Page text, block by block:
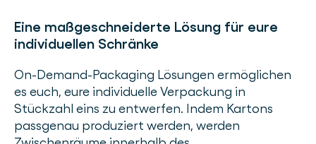
Eine maßgeschneiderte Lösung für eure
individuellen Schränke
On-Demand-Packaging Lösungen ermöglichen
es euch, eure individuelle Verpackung in
Stückzahl eins zu entwerfen. Indem Kartons
passgenau produziert werden, werden